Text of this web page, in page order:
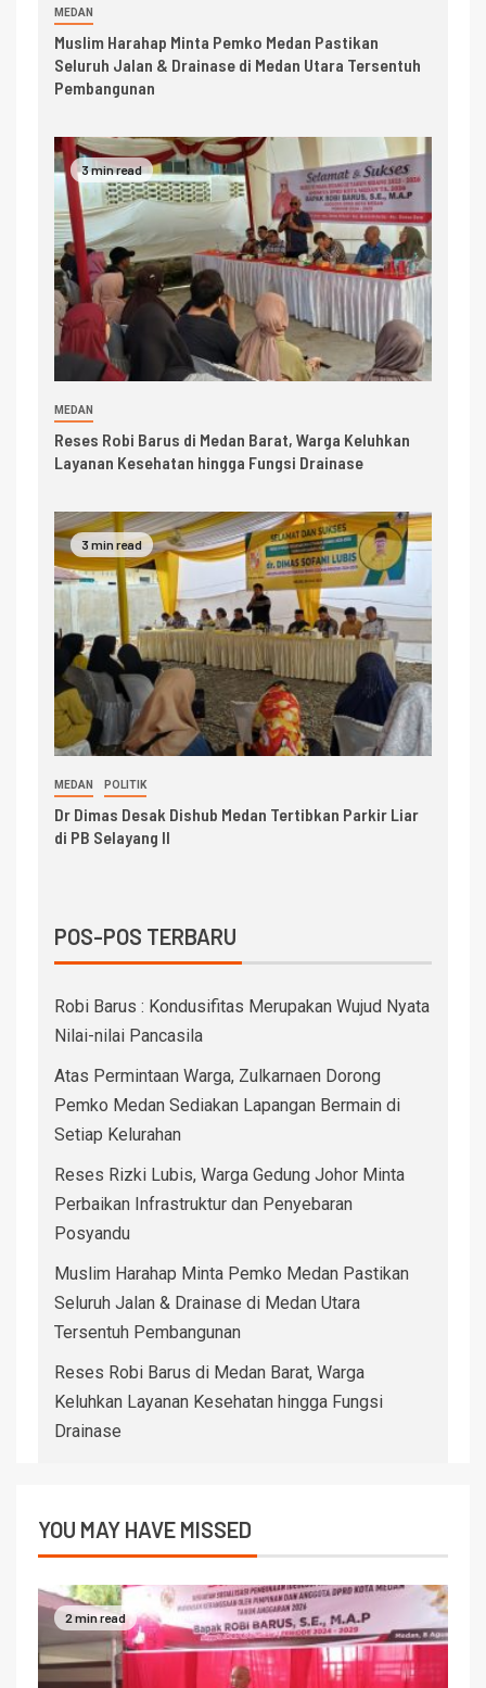
MEDAN
Muslim Harahap Minta Pemko Medan Pastikan
Seluruh Jalan & Drainase di Medan Utara Tersentuh
Pembangunan
3 min read
MEDAN
Reses Robi Barus di Medan Barat, Warga Keluhkan
Layanan Kesehatan hingga Fungsi Drainase
3 min read
MEDAN POLITIK
Dr Dimas Desak Dishub Medan Tertibkan Parkir Liar
di PB Selayang II
POS-POS TERBARU
Robi Barus : Kondusifitas Merupakan Wujud Nyata
Nilai-nilai Pancasila
Atas Permintaan Warga, Zulkarnaen Dorong
Pemko Medan Sediakan Lapangan Bermain di
Setiap Kelurahan
Reses Rizki Lubis, Warga Gedung Johor Minta
Perbaikan Infrastruktur dan Penyebaran
Posyandu
Muslim Harahap Minta Pemko Medan Pastikan
Seluruh Jalan & Drainase di Medan Utara
Tersentuh Pembangunan
Reses Robi Barus di Medan Barat, Warga
Keluhkan Layanan Kesehatan hingga Fungsi
Drainase
YOU MAY HAVE MISSED
2 min read